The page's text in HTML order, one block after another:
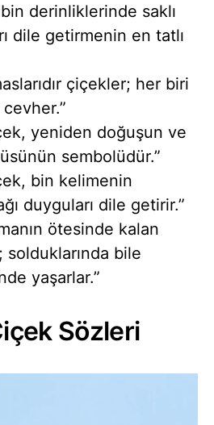
derinliklerinde saklı
dile getirmenin en tatlı
çiçekler; her biri
yeniden doğuşun ve
sembolüdür.”
bin kelimenin
duyguları dile getirir.”
ötesinde kalan
bile
yaşarlar.”
Sözleri